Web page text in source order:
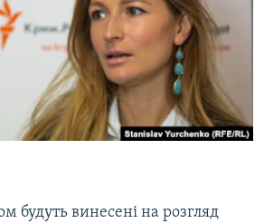
КРИМУ
будуть винесені на розгляд